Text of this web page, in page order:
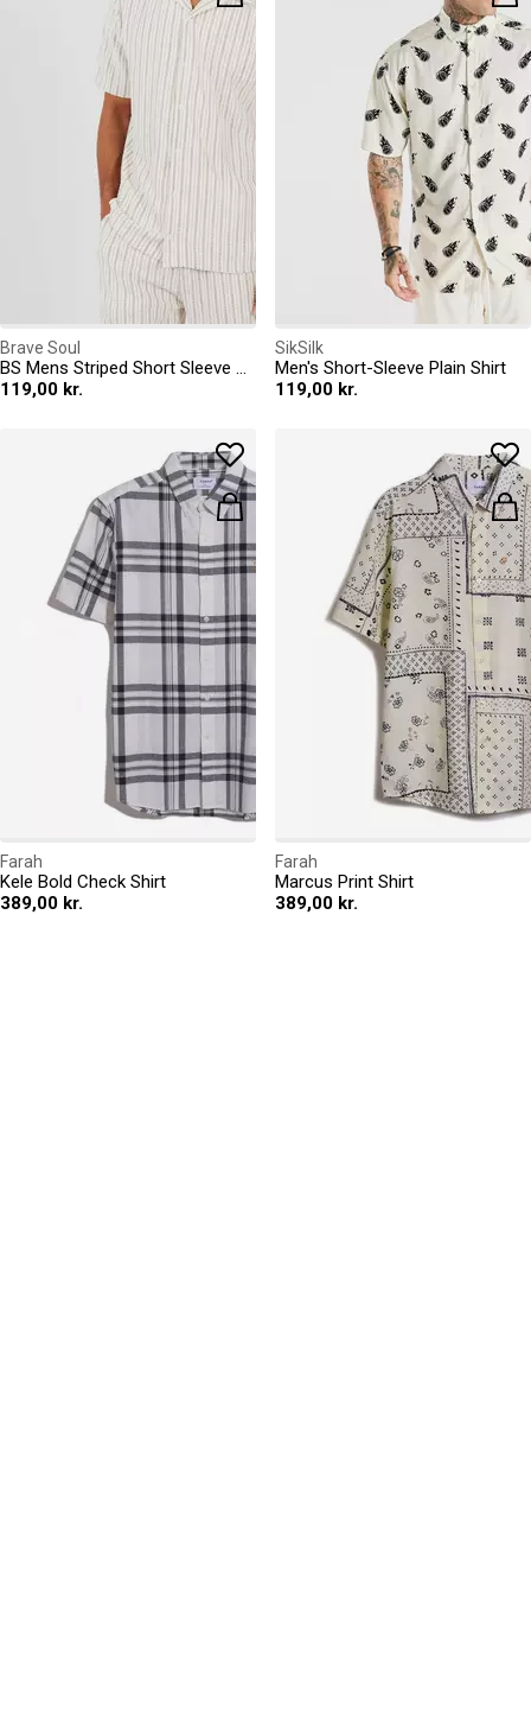
Brave Soul
BS Mens Striped Short Sleeve Shirt with Revere Collar
119,00 kr.
SikSilk
Men's Short-Sleeve Plain Shirt
119,00 kr.
Farah
Kele Bold Check Shirt
389,00 kr.
Farah
Marcus Print Shirt
389,00 kr.